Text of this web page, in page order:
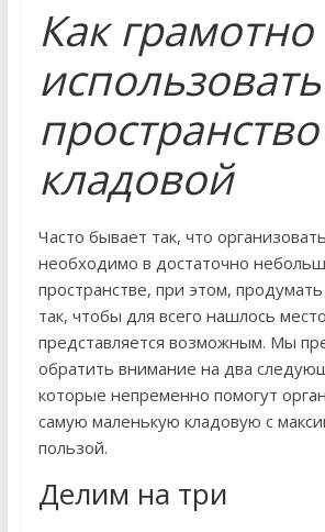
Как грамотно
использовать
пространство
кладовой
Часто бывает так, что
необходимо в достаточно
пространстве, при этом,
так, чтобы для всего нашлось
представляется возможным. Мы
обратить внимание на два
которые непременно помогут
самую маленькую кладовую с
пользой.
Делим на три